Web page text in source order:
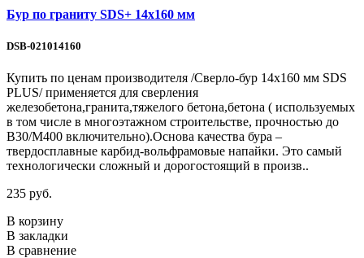
Бур по граниту SDS+ 14х160 мм
DSB-021014160
Купить по ценам производителя /Сверло-бур 14х160 мм SDS
PLUS/ применяется для сверления
железобетона,гранита,тяжелого бетона,бетона ( используемых
в том числе в многоэтажном строительстве, прочностью до
В30/М400 включительно).Основа качества бура –
твердосплавные карбид-вольфрамовые напайки. Это самый
технологически сложный и дорогостоящий в произв..
235 руб.
В корзину
В закладки
В сравнение